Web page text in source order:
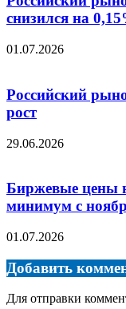
снизился на
01.07.2026
Российский
рост
29.06.2026
Биржевые цены
минимум с
01.07.2026
Добавить
Для отправки